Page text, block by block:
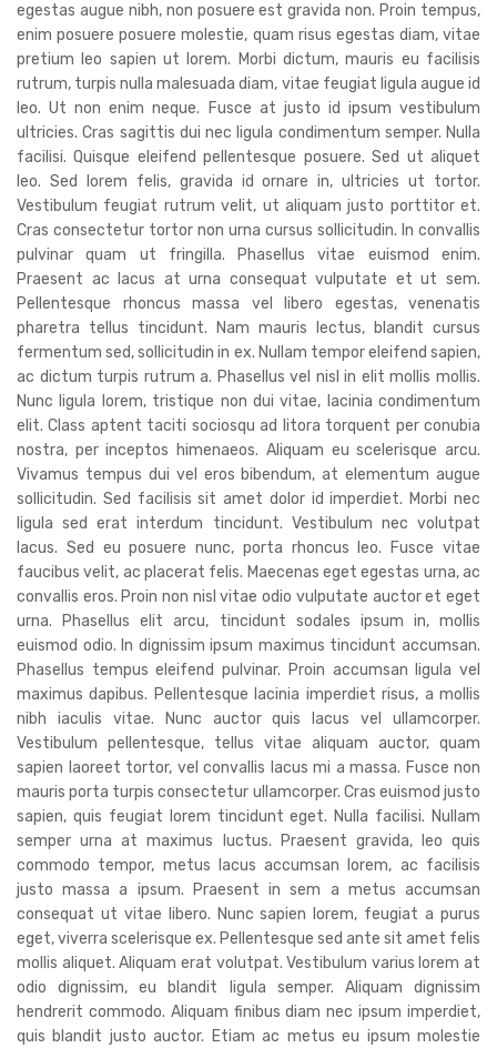
egestas augue nibh, non posuere est gravida non. Proin tempus,
enim posuere posuere molestie, quam risus egestas diam, vitae
pretium leo sapien ut lorem. Morbi dictum, mauris eu facilisis
rutrum, turpis nulla malesuada diam, vitae feugiat ligula augue id
leo. Ut non enim neque. Fusce at justo id ipsum vestibulum
ultricies. Cras sagittis dui nec ligula condimentum semper. Nulla
facilisi. Quisque eleifend pellentesque posuere. Sed ut aliquet
leo. Sed lorem felis, gravida id ornare in, ultricies ut tortor.
Vestibulum feugiat rutrum velit, ut aliquam justo porttitor et.
Cras consectetur tortor non urna cursus sollicitudin. In convallis
pulvinar quam ut fringilla. Phasellus vitae euismod enim.
Praesent ac lacus at urna consequat vulputate et ut sem.
Pellentesque rhoncus massa vel libero egestas, venenatis
pharetra tellus tincidunt. Nam mauris lectus, blandit cursus
fermentum sed, sollicitudin in ex. Nullam tempor eleifend sapien,
ac dictum turpis rutrum a. Phasellus vel nisl in elit mollis mollis.
Nunc ligula lorem, tristique non dui vitae, lacinia condimentum
elit. Class aptent taciti sociosqu ad litora torquent per conubia
nostra, per inceptos himenaeos. Aliquam eu scelerisque arcu.
Vivamus tempus dui vel eros bibendum, at elementum augue
sollicitudin. Sed facilisis sit amet dolor id imperdiet. Morbi nec
ligula sed erat interdum tincidunt. Vestibulum nec volutpat
lacus. Sed eu posuere nunc, porta rhoncus leo. Fusce vitae
faucibus velit, ac placerat felis. Maecenas eget egestas urna, ac
convallis eros. Proin non nisl vitae odio vulputate auctor et eget
urna. Phasellus elit arcu, tincidunt sodales ipsum in, mollis
euismod odio. In dignissim ipsum maximus tincidunt accumsan.
Phasellus tempus eleifend pulvinar. Proin accumsan ligula vel
maximus dapibus. Pellentesque lacinia imperdiet risus, a mollis
nibh iaculis vitae. Nunc auctor quis lacus vel ullamcorper.
Vestibulum pellentesque, tellus vitae aliquam auctor, quam
sapien laoreet tortor, vel convallis lacus mi a massa. Fusce non
mauris porta turpis consectetur ullamcorper. Cras euismod justo
sapien, quis feugiat lorem tincidunt eget. Nulla facilisi. Nullam
semper urna at maximus luctus. Praesent gravida, leo quis
commodo tempor, metus lacus accumsan lorem, ac facilisis
justo massa a ipsum. Praesent in sem a metus accumsan
consequat ut vitae libero. Nunc sapien lorem, feugiat a purus
eget, viverra scelerisque ex. Pellentesque sed ante sit amet felis
mollis aliquet. Aliquam erat volutpat. Vestibulum varius lorem at
odio dignissim, eu blandit ligula semper. Aliquam dignissim
hendrerit commodo. Aliquam finibus diam nec ipsum imperdiet,
quis blandit justo auctor. Etiam ac metus eu ipsum molestie